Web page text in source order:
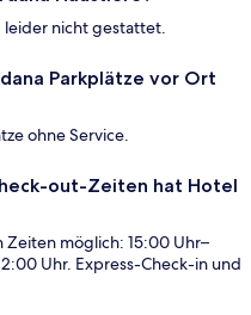
leider nicht gestattet.
Parkplätze vor Ort
ohne Service.
out-Zeiten hat Hotel
möglich: 15:00 Uhr–
Uhr. Express-Check-in und